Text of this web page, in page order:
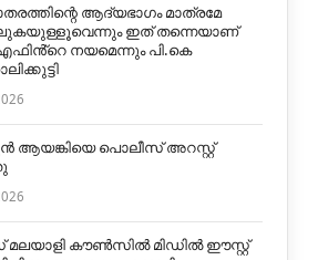
ആദ്യഭാഗം മാത്രമേ
ഇത് തന്നെയാണ്
നയമെന്നും പി.കെ
ആയങ്കിയെ പൊലീസ് അറസ്റ്റ്
കൗൺസിൽ മിഡിൽ ഈസ്റ്റ്